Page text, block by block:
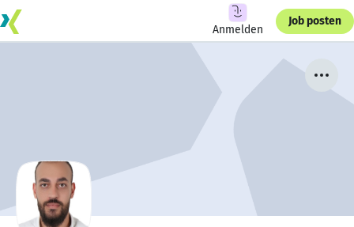
Anmelden
Job posten